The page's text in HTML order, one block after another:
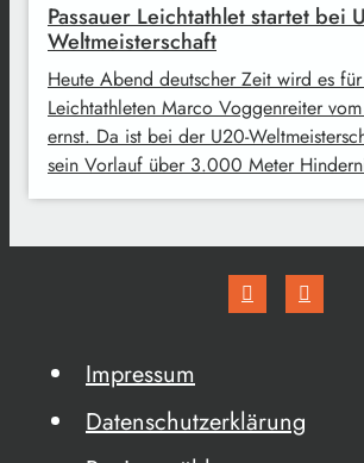
Passauer Leichtathlet startet bei
Weltmeisterschaft
Heute Abend deutscher Zeit wird es
Leichtathleten Marco Voggenreiter
ernst. Da ist bei der U20-
sein Vorlauf über 3.000 Meter
Impressum
Datenschutzerklärung